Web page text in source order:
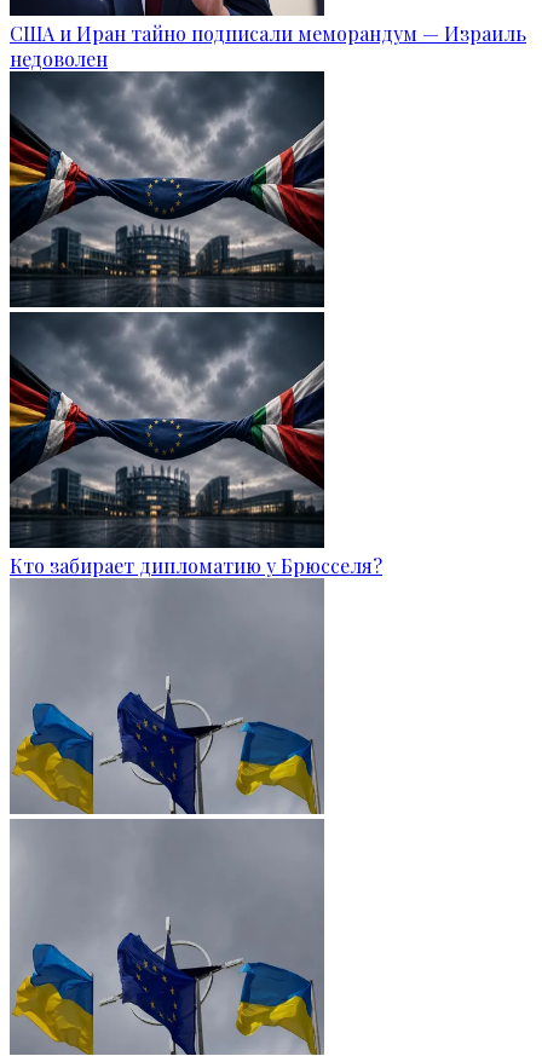
США и Иран тайно подписали меморандум — Израиль
недоволен
Кто забирает дипломатию у Брюсселя?